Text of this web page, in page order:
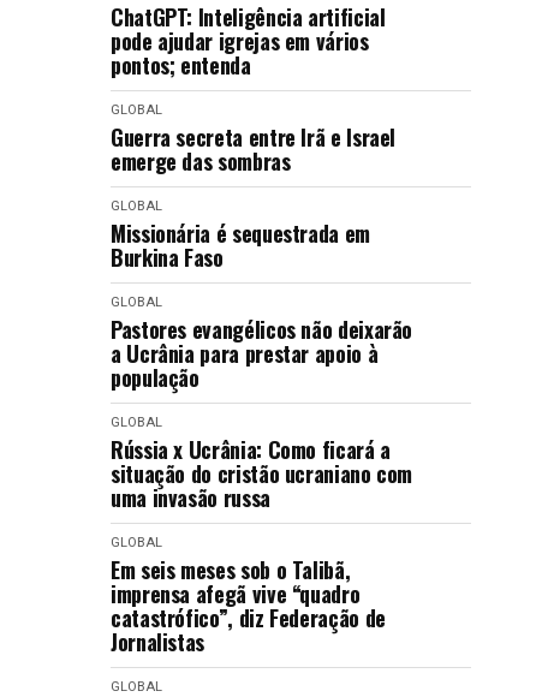
ChatGPT: Inteligência artificial
pode ajudar igrejas em vários
pontos; entenda
GLOBAL
Guerra secreta entre Irã e Israel
emerge das sombras
GLOBAL
Missionária é sequestrada em
Burkina Faso
GLOBAL
Pastores evangélicos não deixarão
a Ucrânia para prestar apoio à
população
GLOBAL
Rússia x Ucrânia: Como ficará a
situação do cristão ucraniano com
uma invasão russa
GLOBAL
Em seis meses sob o Talibã,
imprensa afegã vive “quadro
catastrófico”, diz Federação de
Jornalistas
GLOBAL